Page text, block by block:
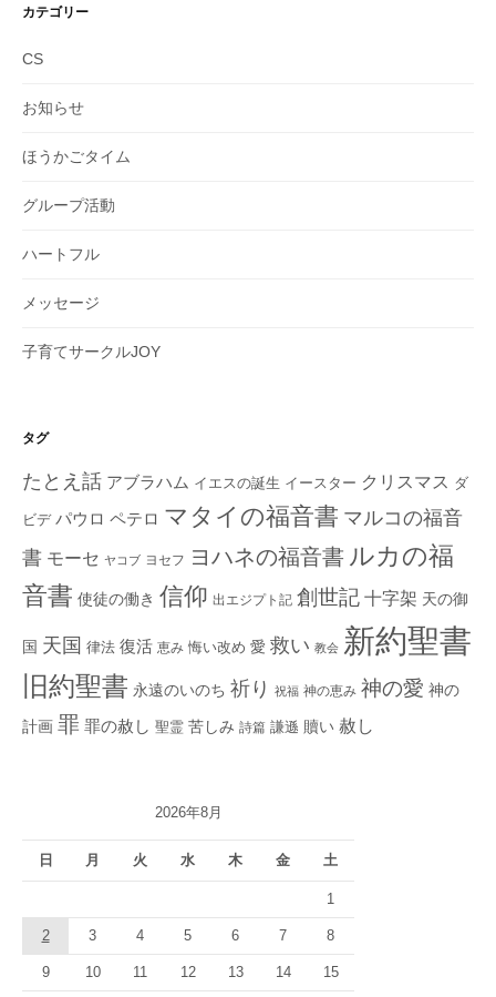
イ
カテゴリー
CS
お知らせ
ほうかごタイム
グループ活動
ハートフル
メッセージ
子育てサークルJOY
タグ
たとえ話 アブラハム イエスの誕生 イースター クリスマス ダ
ビデ パウロ ペテロ マタイの福音書 マルコの福音
書 モーセ ヤコブ ヨセフ ヨハネの福音書 ルカの福
音書 使徒の働き 信仰 出エジプト記 創世記 十字架 天の御
国 天国 律法 復活 恵み 悔い改め 愛 救い 教会 新約聖書
旧約聖書 永遠のいのち 祈り 祝福 神の恵み 神の愛 神の
計画 罪 罪の赦し 聖霊 苦しみ 詩篇 謙遜 贖い 赦し
2026年8月
日 月 火 水 木 金 土
1
2 3 4 5 6 7 8
9 10 11 12 13 14 15